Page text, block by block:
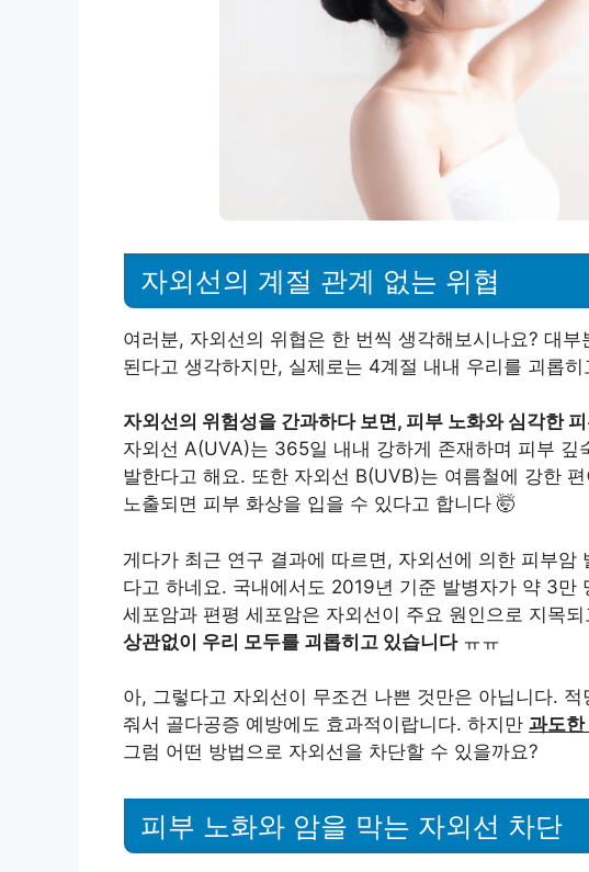
자외선의 계절 관계 없는 위협
여러분, 자외선의 위협은 한 번씩 생각해보시나요? 대
된다고 생각하지만, 실제로는 4계절 내내 우리를 괴롭히
자외선의 위험성을 간과하다 보면, 피부 노화와 심각한
자외선 A(UVA)는 365일 내내 강하게 존재하며 피부 깊
발한다고 해요. 또한 자외선 B(UVB)는 여름철에 강한
노출되면 피부 화상을 입을 수 있다고 합니다 🤯
게다가 최근 연구 결과에 따르면, 자외선에 의한 피부암
다고 하네요. 국내에서도 2019년 기준 발병자가 약 3만
세포암과 편평 세포암은 자외선이 주요 원인으로 지목
상관없이 우리 모두를 괴롭히고 있습니다ㅠㅠ
아, 그렇다고 자외선이 무조건 나쁜 것만은 아닙니다.
줘서 골다공증 예방에도 효과적이랍니다. 하지만 과도한
그럼 어떤 방법으로 자외선을 차단할 수 있을까요?
피부 노화와 암을 막는 자외선 차단